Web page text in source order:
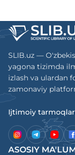
SLIB.uz —
yagona tizimda
izlash va ulardan
zamonaviy
Ijtimoiy
ASOSIY